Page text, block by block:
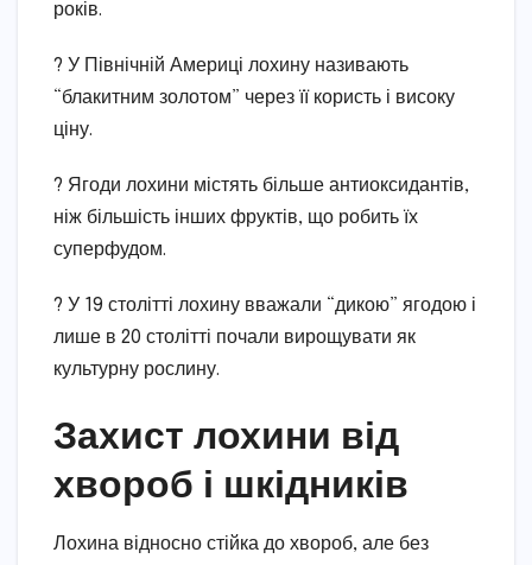
років.
? У Північній Америці лохину називають
“блакитним золотом” через її користь і високу
ціну.
? Ягоди лохини містять більше антиоксидантів,
ніж більшість інших фруктів, що робить їх
суперфудом.
? У 19 столітті лохину вважали “дикою” ягодою і
лише в 20 столітті почали вирощувати як
культурну рослину.
Захист лохини від
хвороб і шкідників
Лохина відносно стійка до хвороб, але без